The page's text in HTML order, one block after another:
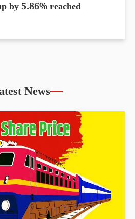
by 5.86% reached
News